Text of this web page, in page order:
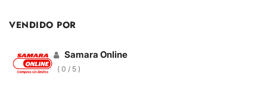
VENDIDO POR
Samara Online
( 0 / 5 )